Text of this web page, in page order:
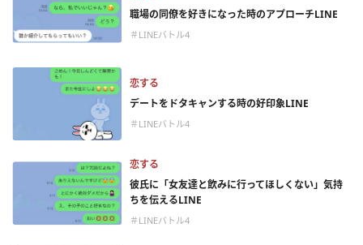
職場の同僚を好きになった時のアプローチLINE
＃LINEバトル4
恋する
デートをドタキャンする時の好印象LINE
＃LINEバトル4
恋する
彼氏に「女友達と飲みに行ってほしくない」気持
ちを伝えるLINE
＃LINEバトル4